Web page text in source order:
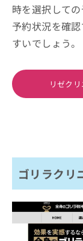
時を選択しての
予約状況を確
すいでしょう。
リゼク
ゴリラクリ